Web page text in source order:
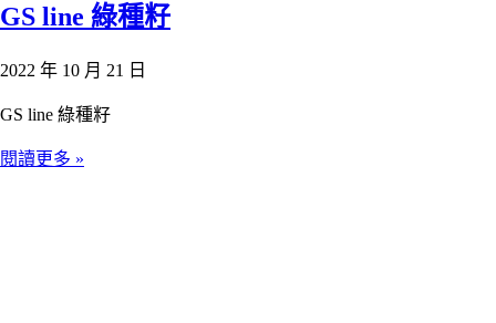
GS line 綠種籽
2022 年 10 月 21 日
GS line 綠種籽
閱讀更多 »